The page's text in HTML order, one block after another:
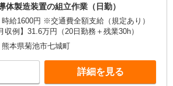
体製造装置の組立作業（日勤）
時給1600円 ※交通費全額支給（規定あり）
収例】31.6万円（20日勤務＋残業30h）
熊本県菊池市七城町
詳細を見る